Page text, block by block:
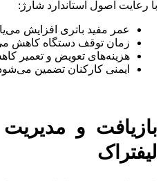
با رعایت اصول استاندارد شارژ:
عمر مفید باتری افزایش
زمان توقف دستگاه کاهش
هزینه‌های تعویض و تعمیر
ایمنی کارکنان تضمین
بازیافت و
لیفتراک